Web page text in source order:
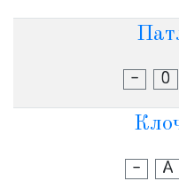
- О
- А